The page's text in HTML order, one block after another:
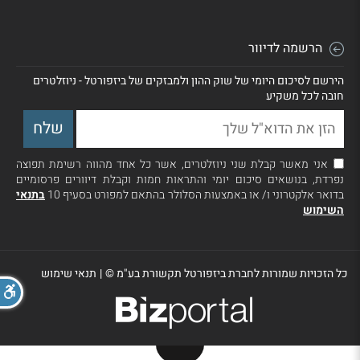
הרשמה לדיוור
הירשם לסיכום היומי של שוק ההון ולמבזקים של ביזפורטל - ניוזלטרים
חובה לכל משקיע
אני מאשר קבלת שני ניוזלטרים, אשר כל אחד מהווה רשימת תפוצה
נפרדת, בנושאים סיכום יומי והתראות חמות וקבלת דיוורים פרסומיים
בדואר אלקטרוני ו/ או באמצעות הסלולר בהתאם למפורט בסעיף 10
בתנאי
השימוש
כל הזכויות שמורות לחברת ביזפורטל תקשורת בע"מ ©| תנאי שימוש